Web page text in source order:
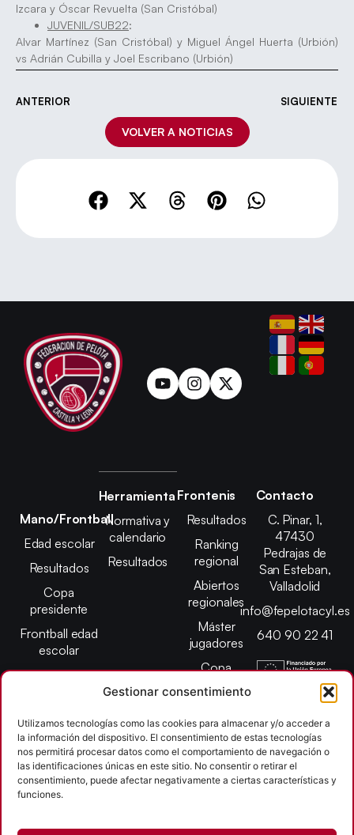
Gestionar consentimiento
Utilizamos tecnologías como las cookies para almacenar y/o acceder a
la información del dispositivo. El consentimiento de estas tecnologías
nos permitirá procesar datos como el comportamiento de navegación o
las identificaciones únicas en este sitio. No consentir o retirar el
consentimiento, puede afectar negativamente a ciertas características y
funciones.
Izcara y Óscar Revuelta (San Cristóbal)
JUVENIL/SUB22:
Alvar Martínez (San Cristóbal) y Miguel Ángel Huerta (Urbión)
vs Adrián Cubilla y Joel Escribano (Urbión)
ANTERIOR SIGUIENTE
VOLVER A NOTICIAS
Mano/Frontball
Edad escolar
Resultados
Copa
presidente
Frontball edad
escolar
Herramienta
Normativa y
calendario
Resultados
Frontenis
Resultados
Ranking
regional
Abiertos
regionales
Máster
jugadores
Copa
presidente
escolar
Campeonato
provincial
León
Contacto
C. Pinar, 1,
47430
Pedrajas de
San Esteban,
Valladolid
info@fepelotacyl.es
640 90 22 41
Copyright © 2026